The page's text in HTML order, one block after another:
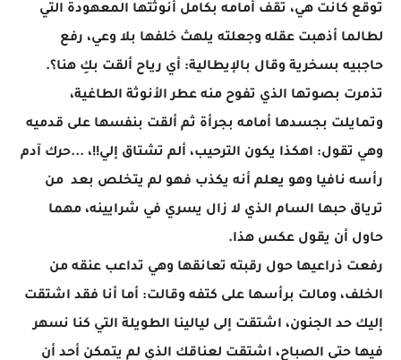
توقع كانت هي، تقف أمامه بكامل أنوثتها المعهودة التي
لطالما أذهبت عقله وجعلته يلهث خلفها بلا وعي، رفع
حاجبيه بسخرية وقال بالإيطالية: أي رياح ألقت بكِ هنا؟.
تذمرت بصوتها الذي تفوح منه عطر الأنوثة الطاغية،
وتمايلت بجسدها أمامه بجرأة ثم ألقت بنفسها على قدميه
وهي تقول: اهكذا يكون الترحيب، ألم تشتاق إلي!!، ...حرك آدم
رأسه نافيا وهو يعلم أنه يكذب فهو لم يتخلص بعد من
ترياق حبها السام الذي لا زال يسري في شرايينه، مهما
حاول أن يقول عكس هذا.
رفعت ذراعيها حول رقبته تعانقها وهي تداعب عنقه من
الخلف، ومالت برأسها على كتفه وقالت: أما أنا فقد اشتقت
إليك حد الجنون، اشتقت إلى ليالينا الطويلة التي كنا نسهر
فيها حتى الصباح، اشتقت لعناقك الذي لم يتمكن أحد أن